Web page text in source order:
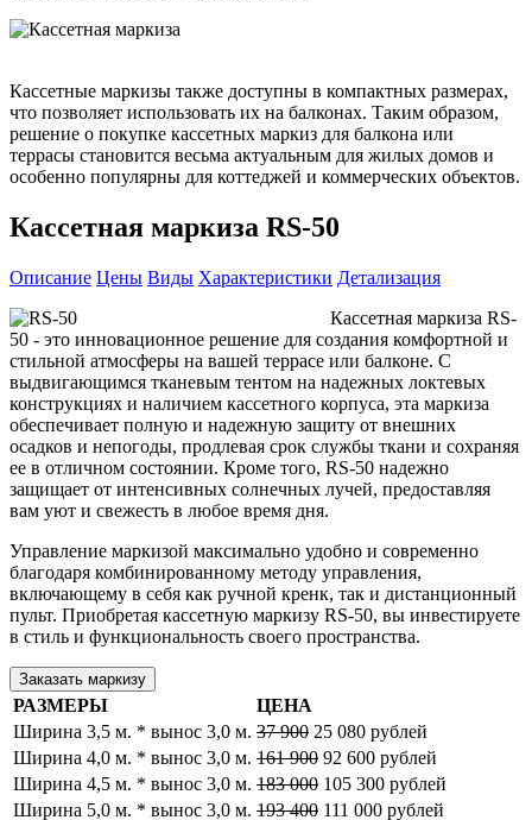
Кассетные маркизы также доступны в компактных размерах,
что позволяет использовать их на балконах. Таким образом,
решение о покупке кассетных маркиз для балкона или
террасы становится весьма актуальным для жилых домов и
особенно популярны для коттеджей и коммерческих объектов.
Кассетная маркиза RS-50
Описание Цены Виды Характеристики Детализация
Кассетная маркиза RS-
50 - это инновационное решение для создания комфортной и
стильной атмосферы на вашей террасе или балконе. С
выдвигающимся тканевым тентом на надежных локтевых
конструкциях и наличием кассетного корпуса, эта маркиза
обеспечивает полную и надежную защиту от внешних
осадков и непогоды, продлевая срок службы ткани и сохраняя
ее в отличном состоянии. Кроме того, RS-50 надежно
защищает от интенсивных солнечных лучей, предоставляя
вам уют и свежесть в любое время дня.
Управление маркизой максимально удобно и современно
благодаря комбинированному методу управления,
включающему в себя как ручной кренк, так и дистанционный
пульт. Приобретая кассетную маркизу RS-50, вы инвестируете
в стиль и функциональность своего пространства.
Заказать маркизу
РАЗМЕРЫ
ЦЕНА
Ширина 3,5 м. * вынос 3,0 м. 37 900 25 080 рублей
Ширина 4,0 м. * вынос 3,0 м. 161 900 92 600 рублей
Ширина 4,5 м. * вынос 3,0 м. 183 000 105 300 рублей
Ширина 5,0 м. * вынос 3,0 м. 193 400 111 000 рублей